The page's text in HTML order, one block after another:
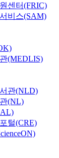
센터(FRIC)
비스(SAM)
(MEDLIS)
관(NLD)
(NL)
털(CRE)